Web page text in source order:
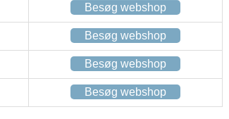
Besøg webshop
Besøg webshop
Besøg webshop
Besøg webshop